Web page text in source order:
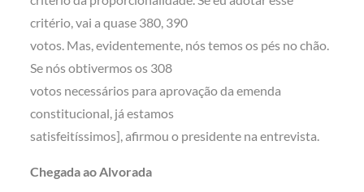
critério, vai a quase 380, 390
votos. Mas, evidentemente, nós temos os pés no chão.
Se nós obtivermos os 308
votos necessários para aprovação da emenda
constitucional, já estamos
satisfeitíssimos], afirmou o presidente na entrevista.
Chegada ao Alvorada